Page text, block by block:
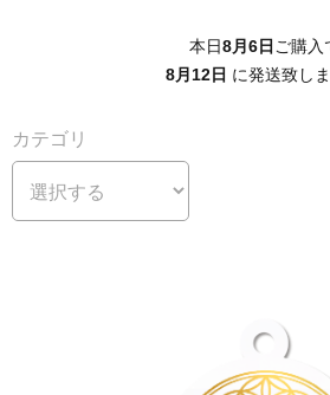
本日8月6日 ご購入
8月12日 に発送致しま
カテゴリ